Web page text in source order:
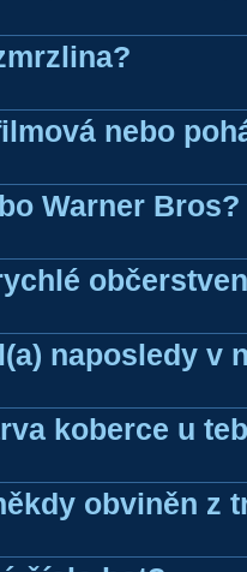
nebo
Warner Bros?
naposledy v
koberce u
obviněn z